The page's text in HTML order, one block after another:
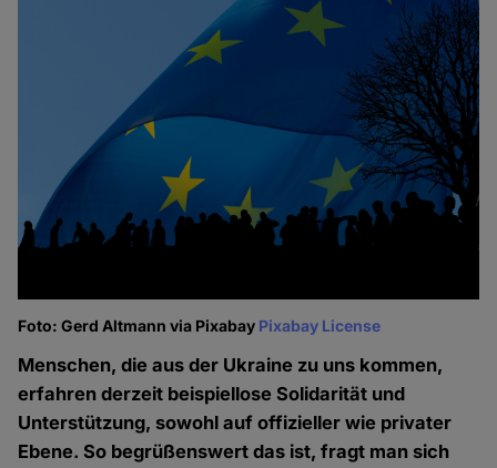
Foto: Gerd Altmann via Pixabay Pixabay License
Menschen, die aus der Ukraine zu uns kommen,
erfahren derzeit beispiellose Solidarität und
Unterstützung, sowohl auf offizieller wie privater
Ebene. So begrüßenswert das ist, fragt man sich